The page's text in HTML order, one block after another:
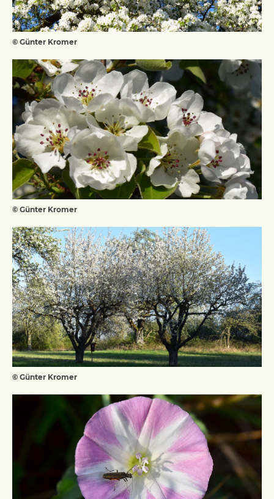
© Günter Kromer
© Günter Kromer
© Günter Kromer